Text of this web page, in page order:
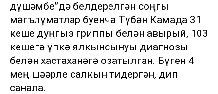
дүшәмбе”дә белдерелгән соңгы
мәгълүматлар буенча Түбән Камада 31
кеше дуңгыз гриппы белән авырый, 103
кешегә үпкә ялкынсынуы диагнозы
белән хастаханәгә озатылган. Бүген 4
мең шәһәрле салкын тидергән, дип
санала.